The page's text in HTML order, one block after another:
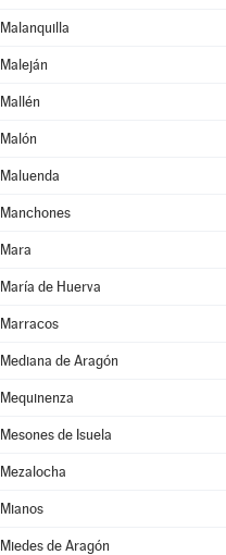
Malanquilla
Maleján
Mallén
Malón
Maluenda
Manchones
Mara
María de Huerva
Marracos
Mediana de Aragón
Mequinenza
Mesones de Isuela
Mezalocha
Mianos
Miedes de Aragón